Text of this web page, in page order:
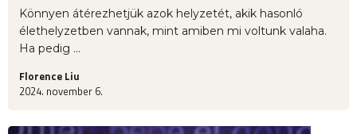
Könnyen átérezhetjük azok helyzetét, akik hasonló
élethelyzetben vannak, mint amiben mi voltunk valaha.
Ha pedig ...
Florence Liu
2024. november 6.